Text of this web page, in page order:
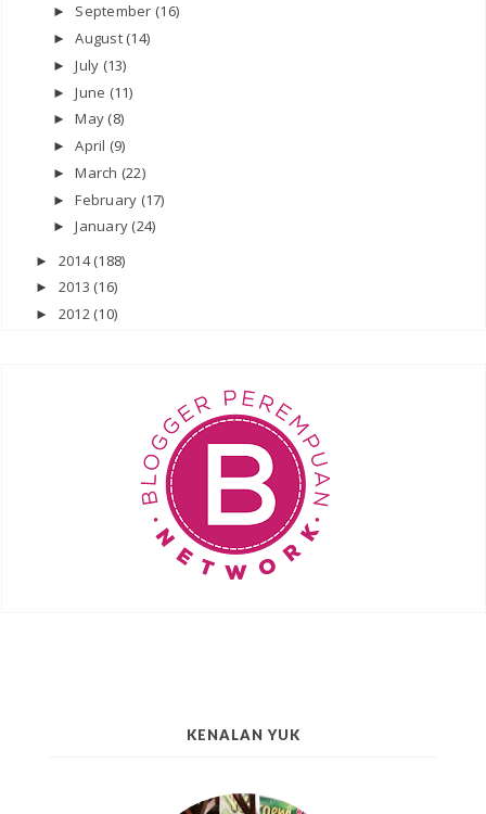
► September (16)
►August (14)
►July (13)
►June (11)
►May (8)
►April (9)
►March (22)
►February (17)
►January (24)
► 2014(188)
► 2013 (16)
► 2012 (10)
KENALAN YUK